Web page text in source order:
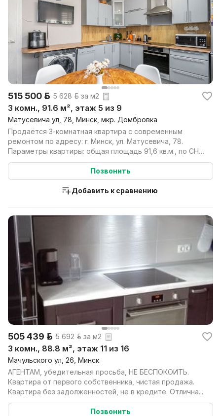
515 500 р. 5 628 р. за м2
3 комн., 91.6 м², этаж 5 из 9
Матусевича ул, 78, Минск, мкр. Домбровка
Продаётся 3-комнатная квартира с современным
ремонтом по адресу: г. Минск, ул. Матусевича, 78.
Параметры квартиры: общая площадь 91,6 кв.м., по СНБ
9...
Позвонить
Добавить к сравнению
505 439 р. 5 692 р. за м2
3 комн., 88.8 м², этаж 11 из 16
Мачульского ул, 26, Минск
АГЕНТАМ, убедительная просьба, НЕ БЕСПОКОИТЬ.
Квартира от первого собственника, чистая продажа.
Квартира без задолженностей, не в кредите. Отлична...
Позвонить